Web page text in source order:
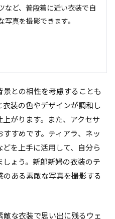
など、普段着に近い衣装で自
写真を撮影できます。
との相性を考慮することも
装の色やデザインが調和し
がります。また、アクセサ
すめです。ティアラ、ネッ
を上手に活用して、自分ら
ょう。新郎新婦の衣装のテ
ある素敵な写真を撮影する
な衣装で思い出に残るウェ